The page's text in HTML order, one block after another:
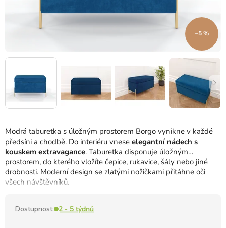
Modrá taburetka s úložným prostorem Borgo vynikne v každé
předsíni a chodbě. Do interiéru vnese elegantní nádech s
kouskem extravagance. Taburetka disponuje úložným
prostorem, do kterého vložíte čepice, rukavice, šály nebo jiné
drobnosti. Moderní design se zlatými nožičkami přitáhne oči
všech návštěvníků.
Dostupnost: 2 - 5 týdnů
–5 %